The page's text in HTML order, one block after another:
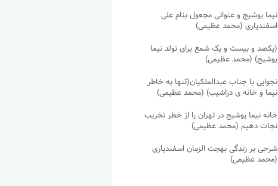
نیما یوشیج و عنوانی مجعول بنام علی
اسفندیاری (محمد عظیمی)
(یکصد و بیست و یک شمع برای تولد نیما
یوشیج) (محمد عظیمی)
نجوایی با جناب عبدالملکیان(تنها به خاطر
نیما و خانه ی دزاشیب) (محمد عظیمی)
خانه نیما یوشیج در تهران را از خطر تخریب
نجات دهیم (محمد عظیمی)
شرحی بر زندگی بهجت الزمان اسفندیاری
(محمد عظیمی)